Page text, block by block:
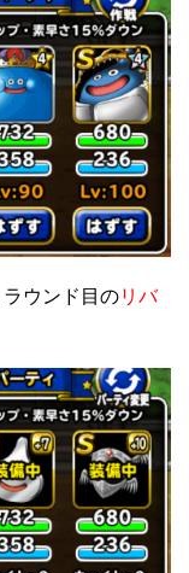
ウンド目のリバ